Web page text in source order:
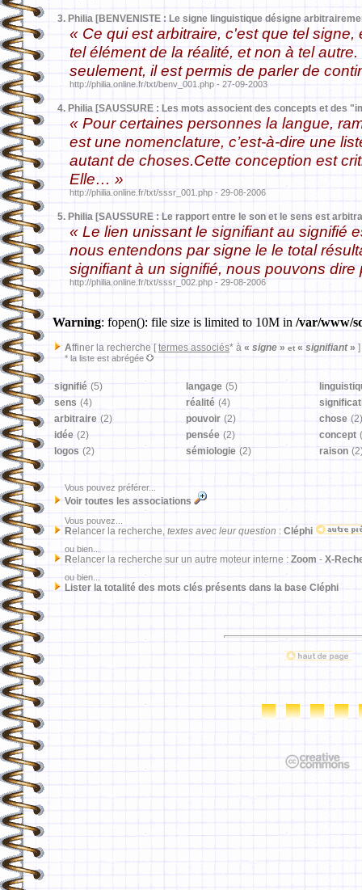
3. Philia [BENVENISTE : Le signe linguistique désigne
« Ce qui est arbitraire, c'est que tel
tel élément de la réalité, et non à tel
seulement, il est permis de parler de
http://philia.online.fr/txt/benv_001.php - 27-09-2003
4. Philia [SAUSSURE : Les mots associent des concepts et des
« Pour certaines personnes la langue,
est une nomenclature, c’est-à-dire une
autant de choses.Cette conception est
Elle… »
http://philia.online.fr/txt/sssr_001.php - 29-08-2006
5. Philia [SAUSSURE : Le rapport entre le son et le sens est
« Le lien unissant le signifiant au signifié
nous entendons par signe le le total
signifiant à un signifié, nous pouvons
http://philia.online.fr/txt/sssr_002.php - 29-08-2006
Warning: fopen(): file size is limited to 10M in /var/www/
Affiner la recherche [termes associés* à « signe » et « signifiant» ]
* la liste est abrégée
signifié (5) langage (5)
sens (4) réalité (4)
arbitraire (2) pouvoir (2) chose (2)
idée (2) pensée (2) concept
logos (2) sémiologie (2) raison
Vous pouvez préférer...
Voir toutes les associations
Vous pouvez...
Relancer la recherche, textes avec leur question : Cléphi
ou bien...
Relancer la recherche sur un autre moteur interne : Zoom - X-
ou bien...
Lister la totalité des mots clés présents dans la base Cléphi